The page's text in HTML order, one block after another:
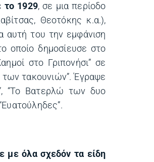
το 1929, σε μια περίοδο
Θεοτόκης κ.α.),
αυτή του την εμφάνιση
οποίο δημοσίευσε στο
στο Γριπονήσι” σε
των τακουνιών”. Έγραψε
“Το Βατερλώ των δυο
με όλα σχεδόν τα είδη